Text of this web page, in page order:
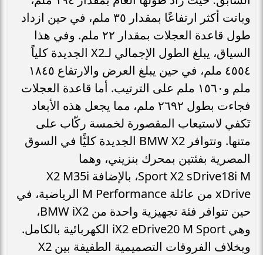
وباتت أكثر ارتفاعًا بمقدار ٣٥ ملم، في حين ازداد
طول قاعدة العجلات بمقدار ٢٢ ملم. وفي هذا
السياق، يبلغ الطول الإجمالي لـX2 الجديدة كلياً
٤٥٥٤ ملم، في حين يبلغ العرض والارتفاع ١٨٤٥
ملم و١٥٦٠ ملم على الترتيب. أما قاعدة العجلات
فجاءت بطول ٢٦٩٢ ملم، مما يجعل هذه الأبعاد
تَكفي لاستيعاب المقصورة لخمسة ركّاب على
متنها. وتتوافر BMW X2 الجديدة كليًّا في السوق
المصرية بفئتين بمحرك بنزيني، وهما
Sport X2 sDrive18i M، بالإضافة X2 M35i
xDrive من عائلة M Performance الرياضية، في
حين تتوافر فئة تجهيزية واحدة من BMW iX2،
وهي iX2 eDrive20 M Sport الكهربائية بالكامل.
وبخلاف الفروقات التصميمية الطفيفة بين X2